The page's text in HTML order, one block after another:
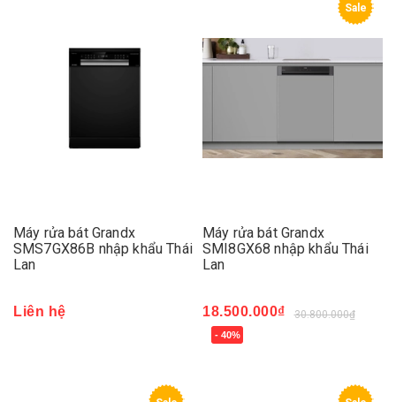
Máy rửa bát Grandx
SMS7GX86B nhập khẩu Thái
Lan
Liên hệ
Sale
Máy rửa bát Grandx
SMI8GX68 nhập khẩu Thái
Lan
18.500.000₫ 30.800.000₫
- 40%